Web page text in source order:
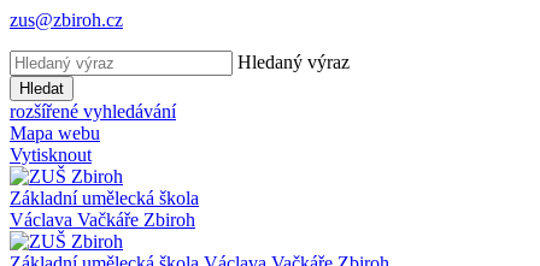
zus@zbiroh.cz
Hledaný výraz
Hledat
rozšířené vyhledávání
Mapa webu
Vytisknout
Základní umělecká škola
Václava Vačkáře Zbiroh